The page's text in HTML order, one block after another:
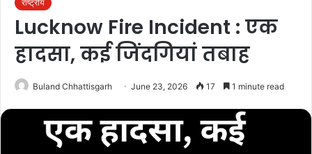
राष्ट्रीय
Lucknow Fire Incident : एक
हादसा, कई जिंदगियां तबाह
Buland Chhattisgarh June 23, 2026 17 1 minute read